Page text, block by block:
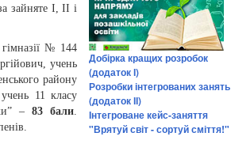
зайняте І, ІІ і
№ 144
учень
району
11 класу
– 83 бали.
Добірка кращих розробок
(додаток І)
Розробки інтегрованих занять
(додаток ІІ)
Інтегроване кейс-заняття
"Врятуй світ - сортуй сміття!"